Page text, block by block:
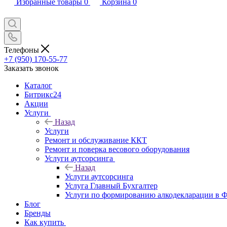
Избранные товары 0 Корзина 0
Телефоны
+7 (950) 170-55-77
Заказать звонок
Каталог
Битрикс24
Акции
Услуги
Назад
Услуги
Ремонт и обслуживание ККТ
Ремонт и поверка весового оборудования
Услуги аутсорсинга
Назад
Услуги аутсорсинга
Услуга Главный Бухгалтер
Услуги по формированию алкодекларации в
Блог
Бренды
Как купить